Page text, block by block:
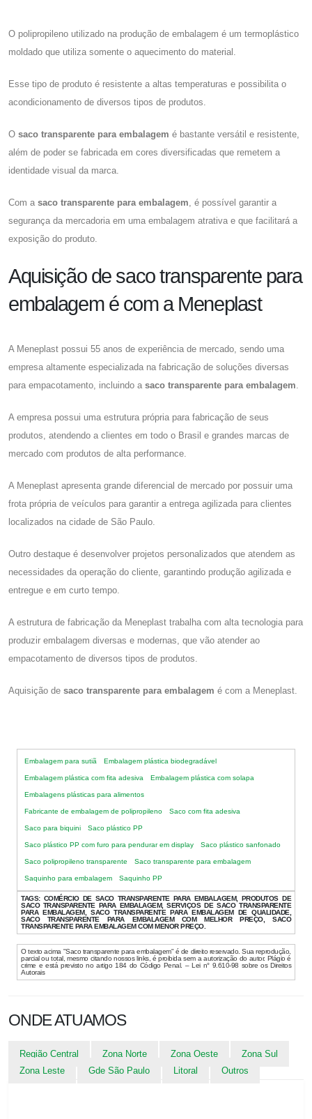
O polipropileno utilizado na produção de embalagem é um termoplástico
moldado que utiliza somente o aquecimento do material.
Esse tipo de produto é resistente a altas temperaturas e possibilita o
acondicionamento de diversos tipos de produtos.
O saco transparente para embalagem é bastante versátil e resistente,
além de poder se fabricada em cores diversificadas que remetem a
identidade visual da marca.
Com a saco transparente para embalagem, é possível garantir a
segurança da mercadoria em uma embalagem atrativa e que facilitará a
exposição do produto.
Aquisição de saco transparente para
embalagem é com a Meneplast
A Meneplast possui 55 anos de experiência de mercado, sendo uma
empresa altamente especializada na fabricação de soluções diversas
para empacotamento, incluindo a saco transparente para embalagem.
A empresa possui uma estrutura própria para fabricação de seus
produtos, atendendo a clientes em todo o Brasil e grandes marcas de
mercado com produtos de alta performance.
A Meneplast apresenta grande diferencial de mercado por possuir uma
frota própria de veículos para garantir a entrega agilizada para clientes
localizados na cidade de São Paulo.
Outro destaque é desenvolver projetos personalizados que atendem as
necessidades da operação do cliente, garantindo produção agilizada e
entregue e em curto tempo.
A estrutura de fabricação da Meneplast trabalha com alta tecnologia para
produzir embalagem diversas e modernas, que vão atender ao
empacotamento de diversos tipos de produtos.
Aquisição de saco transparente para embalagem é com a Meneplast.
Embalagem para sutiã Embalagem plástica biodegradável
Embalagem plástica com fita adesiva Embalagem plástica com solapa
Embalagens plásticas para alimentos
Fabricante de embalagem de polipropileno Saco com fita adesiva
Saco para biquini Saco plástico PP
Saco plástico PP com furo para pendurar em display Saco plástico sanfonado
Saco polipropileno transparente Saco transparente para embalagem
Saquinho para embalagem Saquinho PP
TAGS:COMÉRCIO DE SACO TRANSPARENTE PARA EMBALAGEM, PRODUTOS DE
SACO TRANSPARENTE PARA EMBALAGEM, SERVIÇOS DE SACO TRANSPARENTE
PARA EMBALAGEM, SACO TRANSPARENTE PARA EMBALAGEM DE QUALIDADE,
SACO TRANSPARENTE PARA EMBALAGEM COM MELHOR PREÇO, SACO
TRANSPARENTE PARA EMBALAGEM COM MENOR PREÇO.
O texto acima "Saco transparente para embalagem" é de direito reservado. Sua reprodução,
parcial ou total, mesmo citando nossos links, é proibida sem a autorização do autor. Plágio é
crime e está previsto no artigo 184 do Código Penal. – Lei n° 9.610-98 sobre os Direitos
Autorais
ONDE ATUAMOS
Região Central Zona Norte Zona Oeste
Zona Sul
Zona Leste
Gde São Paulo Litoral Outros